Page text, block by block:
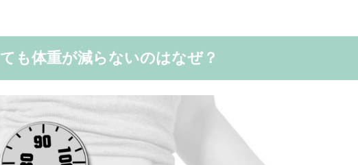
も体重が減らないのはなぜ？